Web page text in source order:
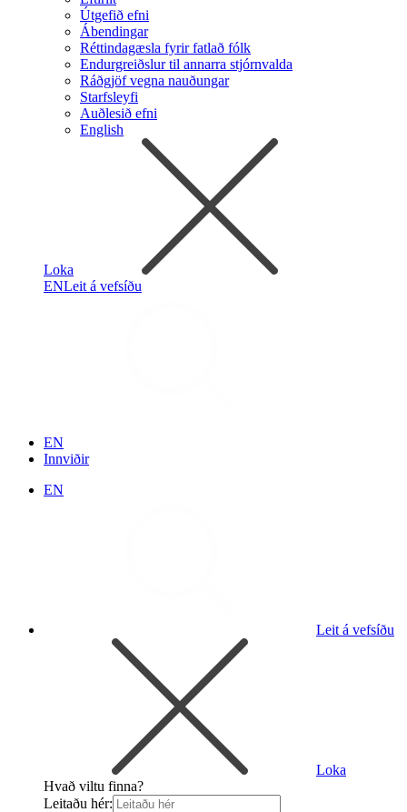
Útgefið efni
Ábendingar
Réttindagæsla fyrir fatlað fólk
Endurgreiðslur til annarra stjórnvalda
Ráðgjöf vegna nauðungar
Starfsleyfi
Auðlesið efni
English
Loka
ENLeit á vefsíðu
EN
Innviðir
EN
Leit á vefsíðu
Loka
Hvað viltu finna?
Leitaðu hér: